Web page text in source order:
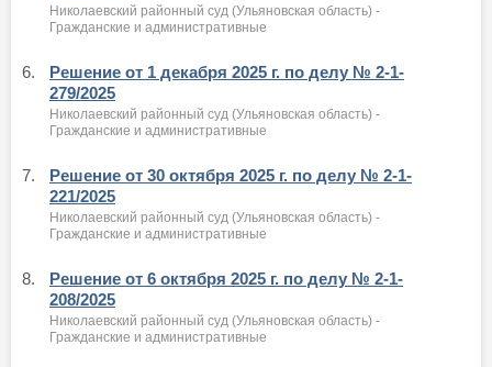
Николаевский районный суд (Ульяновская область) -
Гражданские и административные
6.
Решение от 1 декабря 2025 г. по делу № 2-1-
279/2025
Николаевский районный суд (Ульяновская область) -
Гражданские и административные
7.
Решение от 30 октября 2025 г. по делу № 2-1-
221/2025
Николаевский районный суд (Ульяновская область) -
Гражданские и административные
8.
Решение от 6 октября 2025 г. по делу № 2-1-
208/2025
Николаевский районный суд (Ульяновская область) -
Гражданские и административные